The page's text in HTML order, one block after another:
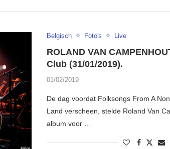
Belgisch Foto's Live
ROLAND VAN
Club (31/01/2019).
01/02/2019
De dag voordat Folksongs From A
Land verscheen, stelde Roland Van
album voor …